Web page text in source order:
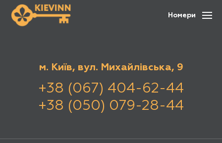
Номери
м. Київ, вул. Михайлівська, 9
+38 (067) 404-62-44
+38 (050) 079-28-44